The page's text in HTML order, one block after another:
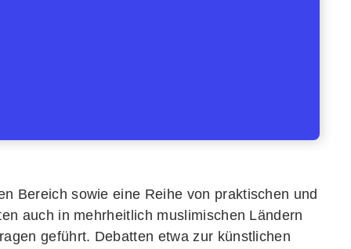
Bereich sowie eine Reihe von praktischen und
auch in mehrheitlich muslimischen Ländern
geführt. Debatten etwa zur künstlichen